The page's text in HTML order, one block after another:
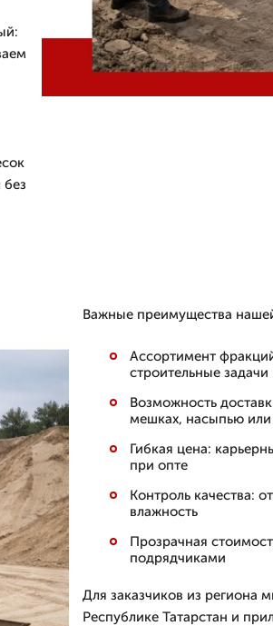
Важные преимущества
Ассортимент
строительные задачи
Возможность
мешках, насыпью или
Гибкая цена:
при опте
Контроль качества:
влажность
Прозрачная
подрядчиками
Для заказчиков из региона
Республике Татарстан и